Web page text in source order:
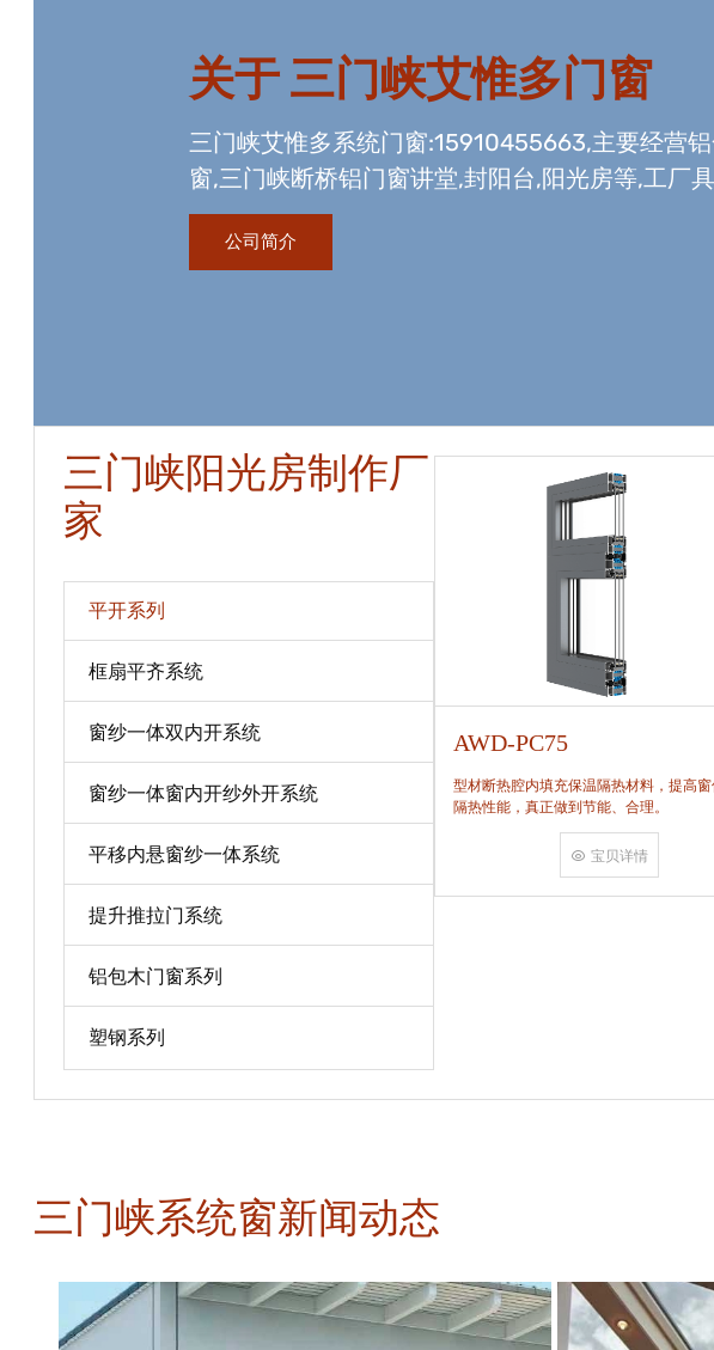
关于三门峡艾惟多门窗
三门峡艾惟多系统门窗:15910455663,主要经营
窗,三门峡断桥铝门窗讲堂,封阳台,阳光房等,工厂
工程资质,玻璃幕墙工程资质,国内门窗组装生产线
玻璃生产线。
公司简介
三门峡阳光房制作厂
家
平开系列
框扇平齐系统
窗纱一体双内开系统
窗纱一体窗内开纱外开系统
平移内悬窗纱一体系统
提升推拉门系统
铝包木门窗系列
塑钢系列
AWD-PC80
型材断热腔内填充保温隔热材料，提高窗保温、
隔热性能，真正做到节能、合理。
宝贝详情
AWD-PC75
型材断热腔内填充保温隔热材料，提高窗
隔热性能，真正做到节能、合理。
宝贝详情
三门峡系统窗新闻动态